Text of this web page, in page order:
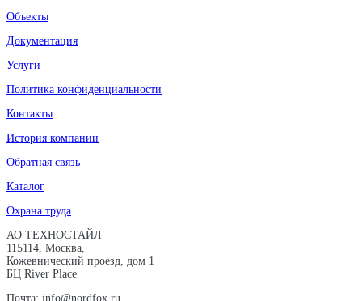
Объекты
Документация
Услуги
Политика конфиденциальности
Контакты
История компании
Обратная связь
Каталог
Охрана труда
АО ТЕХНОСТАЙЛ
115114, Москва,
Кожевнический проезд, дом 1
БЦ River Place
Почта: info@nordfox.ru